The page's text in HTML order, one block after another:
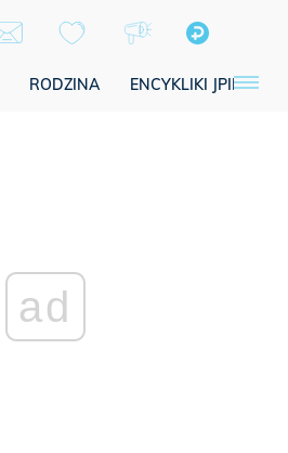
RODZINA ENCYKLIKI JPII
ad